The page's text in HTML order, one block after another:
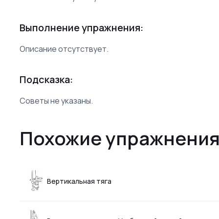
Выполнение упражнения:
Описание отсутствует.
Подсказка:
Советы не указаны.
Похожие
Вертикальная тяга